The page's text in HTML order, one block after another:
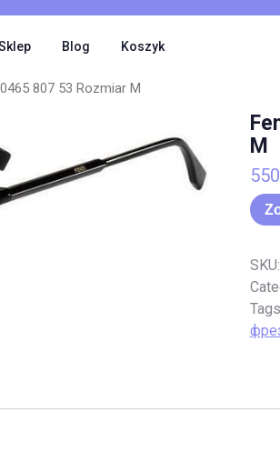
Blog Koszyk
807 53 Rozmiar M
M
SKU: